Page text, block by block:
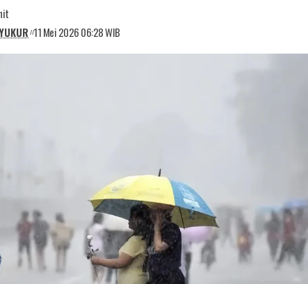
11 Mei 2026 06:28 WIB